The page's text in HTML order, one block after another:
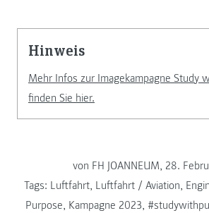
Hinweis
Mehr Infos zur Imagekampagne Study
finden Sie hier.
von FH JOANNEUM, 28.
Tags: Luftfahrt, Luftfahrt / Aviation,
Purpose, Kampagne 2023,